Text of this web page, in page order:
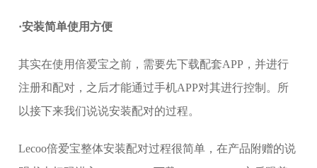
·安装简单使用方便
其实在使用倍爱宝之前，需要先下载配套APP，并进行
注册和配对，之后才能通过手机APP对其进行控制。所
以接下来我们说说安装配对的过程。
Lecoo倍爱宝整体安装配对过程很简单，在产品附赠的说